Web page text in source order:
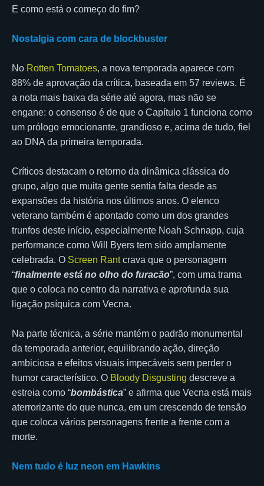
E como está o começo do fim?
Nostalgia com cara de blockbuster
No Rotten Tomatoes, a nova temporada aparece com
88% de aprovação da crítica, baseada em 57 reviews. É
a nota mais baixa da série até agora, mas não se
engane: o consenso é de que o Capítulo 1 funciona como
um prólogo emocionante, grandioso e, acima de tudo, fiel
ao DNA da primeira temporada.
Críticos destacam o retorno da dinâmica clássica do
grupo, algo que muita gente sentia falta desde as
expansões da história nos últimos anos. O elenco
veterano também é apontado como um dos grandes
trunfos deste início, especialmente Noah Schnapp, cuja
performance como Will Byers tem sido amplamente
celebrada. O Screen Rantcrava que o personagem
“finalmente está no olho do furacão”, com uma trama
que o coloca no centro da narrativa e aprofunda sua
ligação psíquica com Vecna.
Na parte técnica, a série mantém o padrão monumental
da temporada anterior, equilibrando ação, direção
ambiciosa e efeitos visuais impecáveis sem perder o
humor característico. O Bloody Disgusting descreve a
estreia como “bombástica” e afirma que Vecna está mais
aterrorizante do que nunca, em um crescendo de tensão
que coloca vários personagens frente a frente com a
morte.
Nem tudo é luz neon em Hawkins